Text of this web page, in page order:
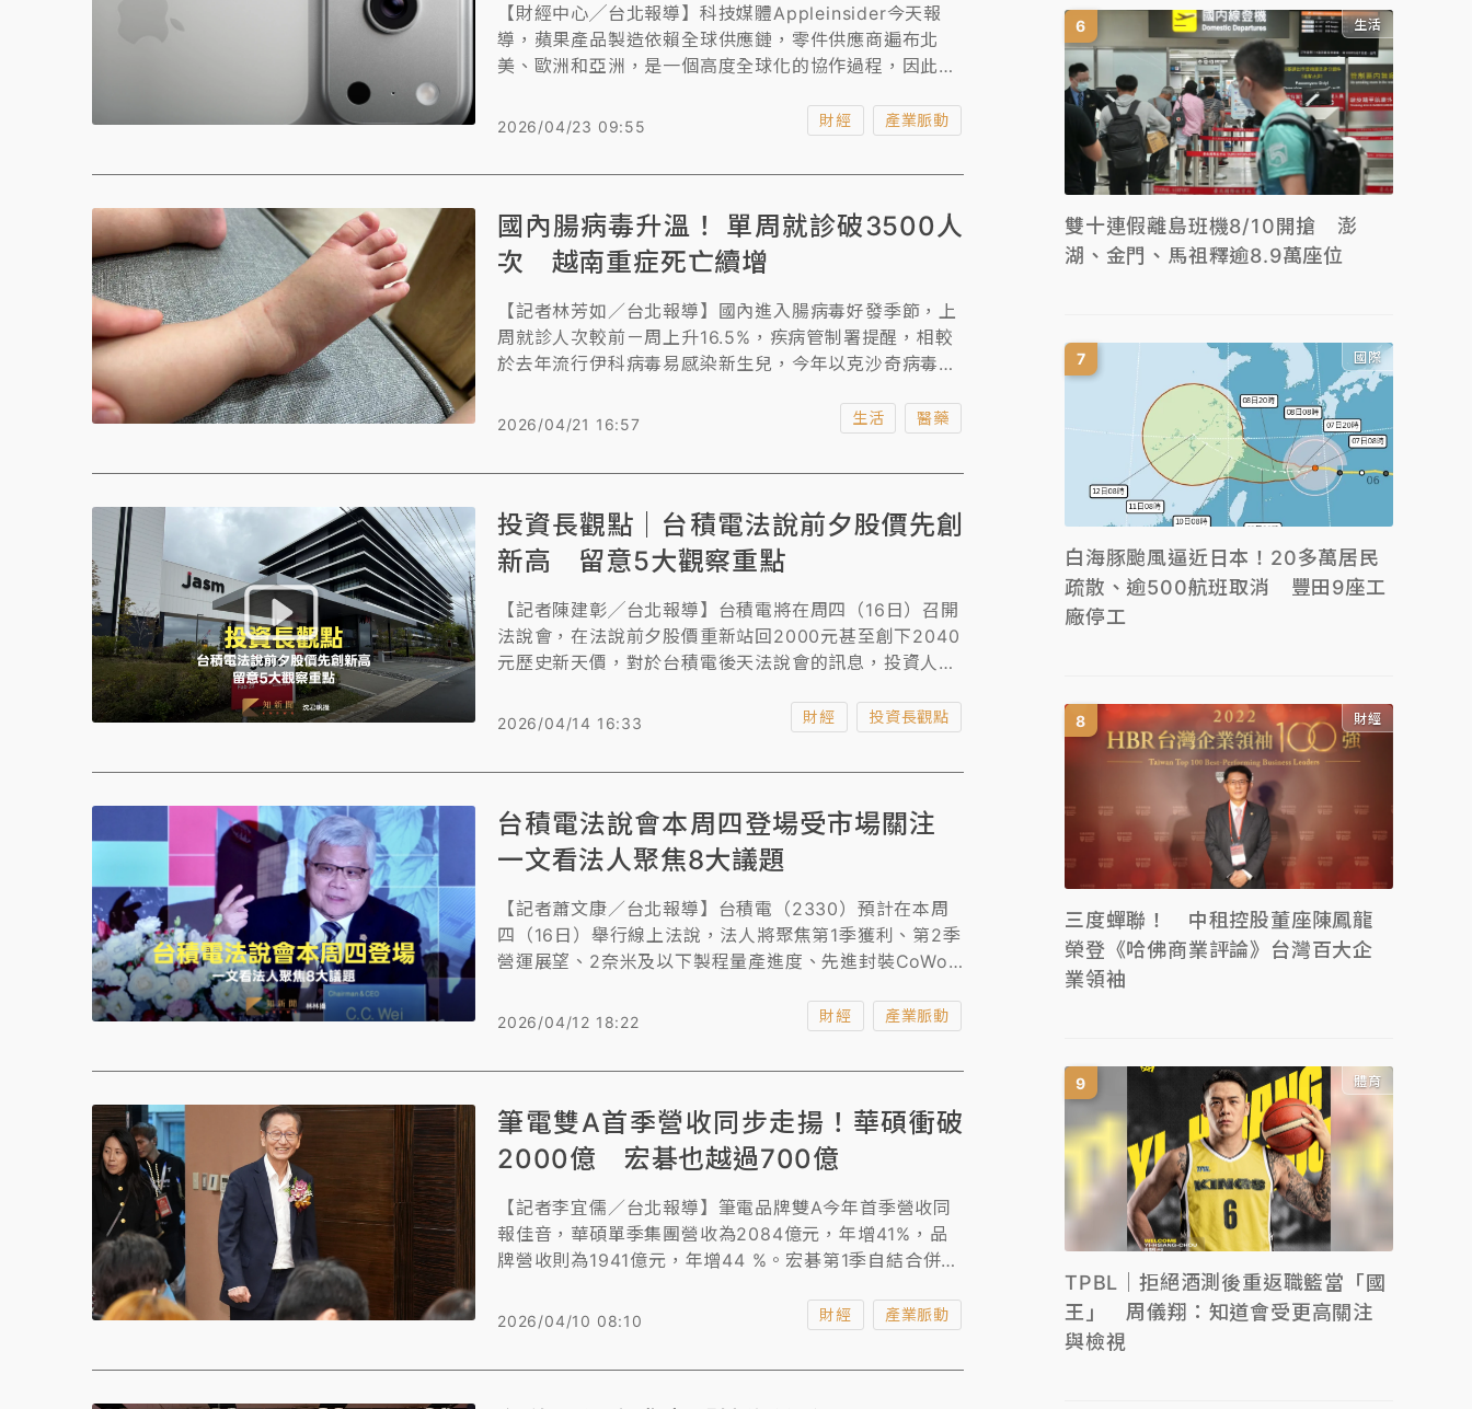
【財經中心╱台北報導】科技媒體Appleinsider今天報
導，蘋果產品製造依賴全球供應鏈，零件供應商遍布北
美、歐洲和亞洲，是一個高度全球化的協作過程，因此
2026/04/23 09:55 財經 產業脈動
國內腸病毒升溫！ 單周就診破3500人
次 越南重症死亡續增
【記者林芳如／台北報導】國內進入腸病毒好發季節，上
周就診人次較前ㄧ周上升16.5%，疾病管制署提醒，相較
於去年流行伊科病毒易感染新生兒，今年以克沙奇病毒為
南疫情嚴峻，今年截至4月中旬已累計逾26,000例，且以
死亡病例，預估疫情持續上升。
2026/04/21 16:57 生活 醫藥
投資長觀點｜台積電法說前夕股價先創
新高 留意5大觀察重點
【記者陳建彰╱台北報導】台積電將在周四（16日）召開
法說會，在法說前夕股價重新站回2000元甚至創下2040
元歷史新天價，對於台積電後天法說會的訊息，投資人應
2026/04/14 16:33 財經 投資長觀點
台積電法說會本周四登場受市場關注
一文看法人聚焦8大議題
【記者蕭文康／台北報導】台積電（2330）預計在本周
四（16日）舉行線上法說，法人將聚焦第1季獲利、第2季
營運展望、2奈米及以下製程量產進度、先進封裝CoWoS
緣政治影響原物料供應漲價潮是否衝擊終端市場等8大議
新高價近在咫尺，外資法人也紛同步調高目標價至2200
台積電這次法說展望勢必牽動台股短線走勢。
2026/04/12 18:22 財經 產業脈動
筆電雙A首季營收同步走揚！華碩衝破
2000億 宏碁也越過700億
【記者李宜儒／台北報導】筆電品牌雙A今年首季營收同
報佳音，華碩單季集團營收為2084億元，年增41%，品
牌營收則為1941億元，年增44 %。宏碁第1季自結合併營
2026/04/10 08:10 財經 產業脈動
生活
雙十連假離島班機8/10開搶 澎
湖、金門、馬祖釋逾8.9萬座位
國際
白海豚颱風逼近日本！20多萬居民
疏散、逾500航班取消 豐田9座工
廠停工
財經
三度蟬聯！ 中租控股董座陳鳳龍
榮登《哈佛商業評論》台灣百大企
業領袖
體育
TPBL｜拒絕酒測後重返職籃當「國
王」 周儀翔：知道會受更高關注
與檢視